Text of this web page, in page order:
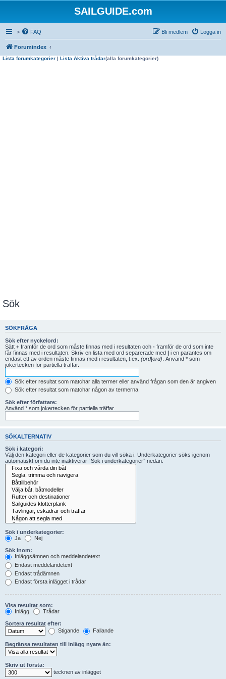
SAILGUIDE.com
> FAQ Logga in
Bli medlem
Forumindex
Lista forumkategorier | Lista Aktiva trådar(alla forumkategorier)
Sök
SÖKFRÅGA
Sök efter nyckelord:
Sätt + framför de ord som måste finnas med i resultaten och - framför de ord som inte
får finnas med i resultaten. Skriv en lista med ord separerade med | i en parantes om
endast ett av orden måste finnas med i resultaten, t.ex. (ord|ord) . Använd * som
jokertecken för partiella träffar.
Sök efter resultat som matchar alla termer eller använd frågan som den är angiven
Sök efter resultat som matchar någon av termerna
Sök efter författare:
Använd * som jokertecken för partiella träffar.
SÖKALTERNATIV
Sök i kategori:
Välj den kategori eller de kategorier som du vill söka i. Underkategorier söks igenom
automatiskt om du inte inaktiverar “Sök i underkategorier” nedan.
Sök i underkategorier:
Ja
Nej
Sök inom:
Inläggsämnen och meddelandetext
Endast meddelandetext
Endast trådämnen
Endast första inlägget i trådar
Visa resultat som:
Inlägg
Trådar
Sortera resultat efter:
Stigande
Fallande
Begränsa resultaten till inlägg nyare än:
Skriv ut första:
tecknen av inlägget